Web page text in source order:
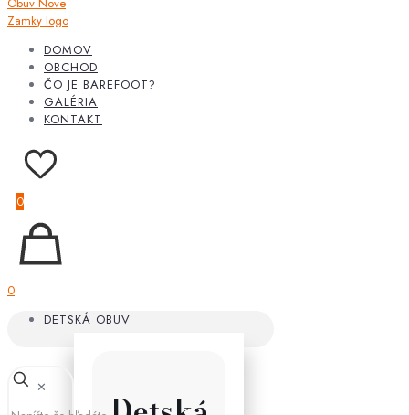
DOMOV
OBCHOD
ČO JE BAREFOOT?
GALÉRIA
KONTAKT
0
0
DETSKÁ OBUV
✕